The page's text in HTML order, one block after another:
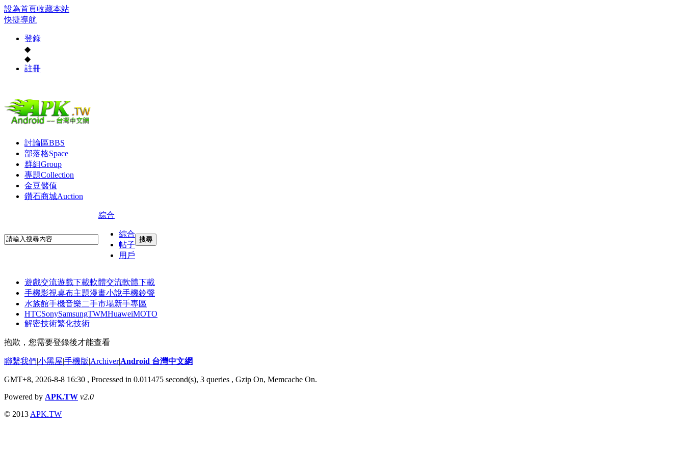
設為首頁收藏本站
快捷導航
登錄
◆
◆
註冊
討論區BBS
部落格Space
群組Group
專題Collection
金豆儲值
鑽石商城Auction
綜合
綜合
帖子
用戶
搜尋
遊戲交流遊戲下載軟體交流軟體下載
手機影視桌布主題漫畫小說手機鈴聲
水族館手機音樂二手市場新手專區
HTCSonySamsungTWMHuaweiMOTO
解密技術繁化技術
抱歉，您需要登錄後才能查看
聯繫我們|小黑屋|手機版|Archiver|Android 台灣中文網
GMT+8, 2026-8-8 16:30 , Processed in 0.011475 second(s), 3 queries , Gzip On, Memcache On.
Powered by APK.TW v2.0
© 2013 APK.TW